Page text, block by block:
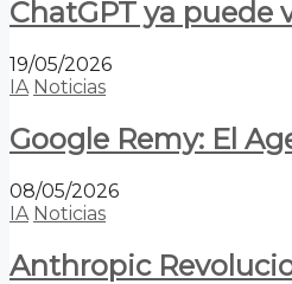
ChatGPT ya puede
19/05/2026
IA Noticias
Google Remy: El
08/05/2026
IA Noticias
Anthropic